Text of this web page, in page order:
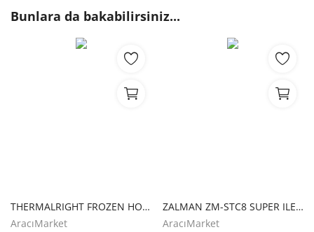
Bunlara da bakabilirsiniz...
THERMALRIGHT FROZEN HORIZON 360MM BLACK ARGB SIVI SOĞUTMA İŞLEMCİ
AracıMarket
ZALMAN ZM-STC8 SUPER ILETKEN 1.5 GRAM YUKSEK PERFORMANSLI TERMAL MACUN (8.3 W/m-K)
AracıMarket